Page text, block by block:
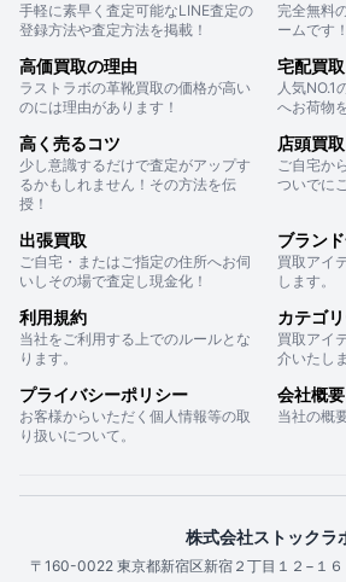
手軽に素早く査定可能なLINE査定の
登録方法や査定方法を掲載！
完全無料
ームです！
高価買取の理由
ラストラボの革靴買取の価格が高い
のには理由があります！
宅配買取
人気NO.1
へお荷物
高く売るコツ
少し意識するだけで査定がアップす
るかもしれません！その方法を伝
授！
店頭買取
ご自宅か
ついでに
出張買取
ご自宅・またはご指定の住所へお伺
いしその場で査定し現金化！
ブラン
買取アイ
します。
利用規約
当社をご利用する上でのルールとな
ります。
カテゴ
買取アイ
介いたし
プライバシーポリシー
お客様からいただく個人情報等の取
り扱いについて。
会社概要
当社の概要
株式会社ストックラ
〒160-0022 東京都新宿区新宿２丁目１２−１６